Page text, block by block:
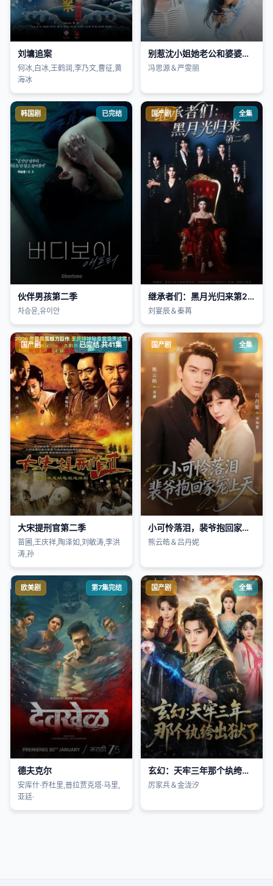
刘墉追案
何冰,白冰,王鹤润,李乃文,曹征,黄
海冰
别惹沈小姐她老公和婆婆都是狠角色
冯思源＆严雯丽
韩国剧 已完结
伙伴男孩第二季
차승윤,유이안
国产剧 全集
继承者们：黑月光归来第2季
刘宴辰＆秦苒
国产剧 已完结 共41集
大宋提刑官第二季
苗圃,王庆祥,陶泽如,刘敏涛,李洪
涛,孙
国产剧 全集
小可怜落泪，裴爷抱回家宠上天
熊云皓＆吕丹妮
欧美剧 第7集完结
德夫克尔
安库什·乔杜里,普拉贾克塔·马里,
亚廷·
国产剧 全集
玄幻：天牢三年那个纨绔出狱了
厉家兵＆金泷汐